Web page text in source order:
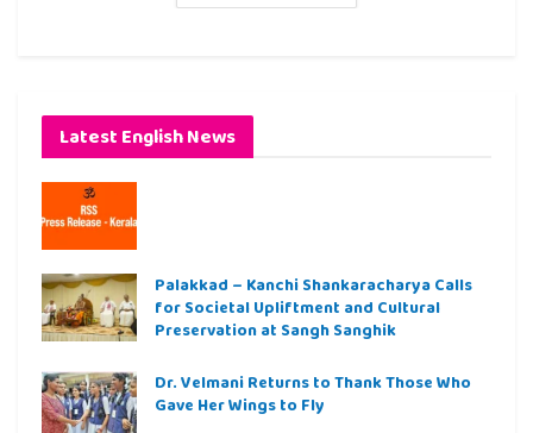
Latest English News
Palakkad – Kanchi Shankaracharya Calls
for Societal Upliftment and Cultural
Preservation at Sangh Sanghik
Dr. Velmani Returns to Thank Those Who
Gave Her Wings to Fly